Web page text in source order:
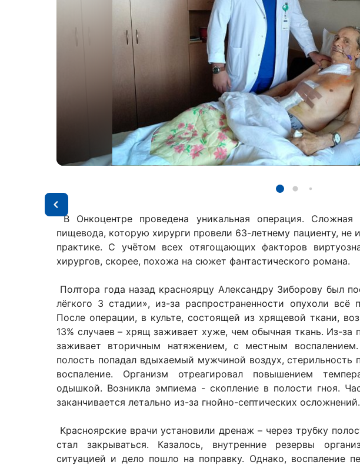
В Онкоцентре проведена уникальная операция. Сложная
пищевода, которую хирурги провели 63-летнему пациенту, не
практике. С учётом всех отягощающих факторов
хирургов, скорее, похожа на сюжет фантастического романа.
Полтора года назад красноярцу Александру Зиборову был
лёгкого 3 стадии», из-за распространенности опухоли всё
После операции, в культе, состоящей из хрящевой ткани,
13% случаев – хрящ заживает хуже, чем обычная ткань. Из-за
заживает вторичным натяжением, с местным
полость попадал вдыхаемый мужчиной воздух, стерильность
воспаление. Организм отреагировал повышением
одышкой. Возникла эмпиема - скопление в полости гноя.
заканчивается летально из-за гнойно-септических осложнений.
Красноярские врачи установили дренаж – через трубку
стал закрываться. Казалось, внутренние резервы
ситуацией и дело пошло на поправку. Однако, воспаление